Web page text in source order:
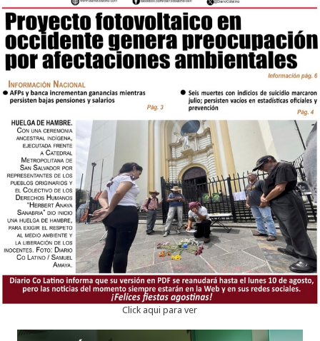
Click aqui para ver